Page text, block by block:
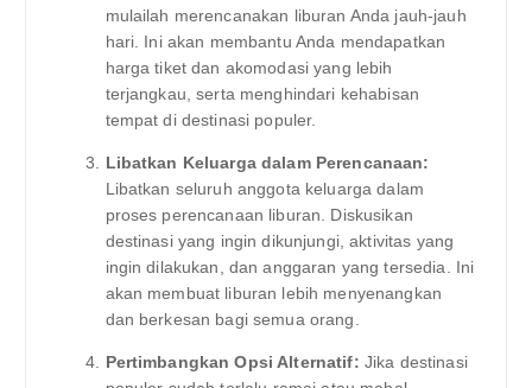
mulailah merencanakan liburan Anda jauh-jauh
hari. Ini akan membantu Anda mendapatkan
harga tiket dan akomodasi yang lebih
terjangkau, serta menghindari kehabisan
tempat di destinasi populer.
Libatkan Keluarga dalam Perencanaan:
Libatkan seluruh anggota keluarga dalam
proses perencanaan liburan. Diskusikan
destinasi yang ingin dikunjungi, aktivitas yang
ingin dilakukan, dan anggaran yang tersedia. Ini
akan membuat liburan lebih menyenangkan
dan berkesan bagi semua orang.
Pertimbangkan Opsi Alternatif: Jika destinasi